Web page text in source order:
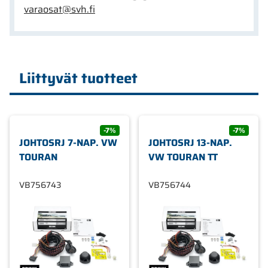
varaosat@svh.fi
Liittyvät tuotteet
-7%
JOHTOSRJ 7-NAP. VW
TOURAN
VB756743
-7%
JOHTOSRJ 13-NAP.
VW TOURAN TT
VB756744